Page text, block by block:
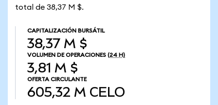
total de 38,37 M $.
CAPITALIZACIÓN BURSÁTIL
38,37 M $
VOLUMEN DE OPERACIONES (24 H)
3,81 M $
OFERTA CIRCULANTE
605,32 M CELO